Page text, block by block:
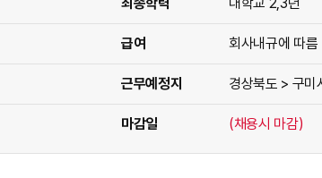
급여 회사내규에 따름
근무예정지 경상북도 > 구미
마감일 (채용시 마감)